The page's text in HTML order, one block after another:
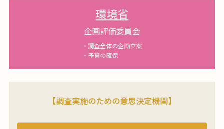
環境省
企画評価委員会
・調査全体の企画立案
・予算の確保
【調査実施のための意思決定機関】